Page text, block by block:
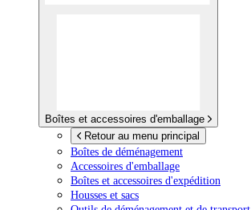
Boîtes et accessoires d'emballage
Retour au menu principal
Boîtes de déménagement
Accessoires d'emballage
Boîtes et accessoires d'expédition
Housses et sacs